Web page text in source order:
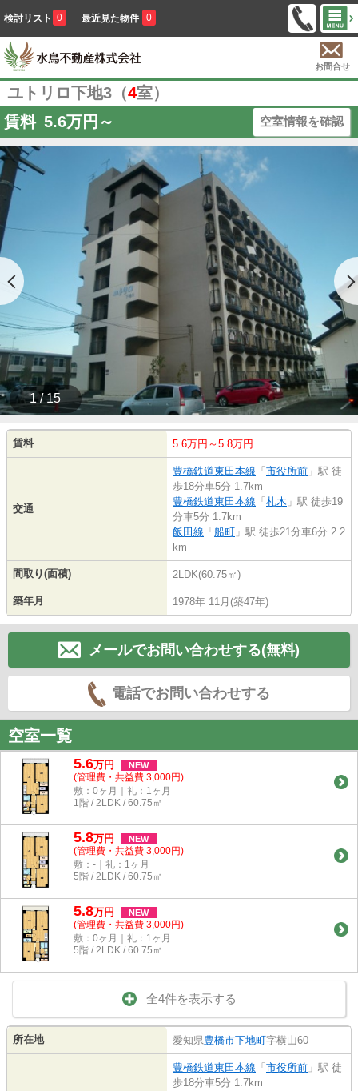
検討リスト 0 最近見た物件 0
お問合せ
ユトリロ下地3（4室）
賃料 5.6万円～ 空室情報を確認
1 / 15
賃料 5.6万円～5.8万円
交通
豊橋鉄道東田本線 「 市役所前 」駅 徒
歩18分車5分 1.7km
豊橋鉄道東田本線 「 札木 」駅 徒歩19
分車5分 1.7km
飯田線 「 船町 」駅 徒歩21分車6分 2.2
km
間取り(面積) 2LDK(60.75㎡)
築年月 1978年 11月(築47年)
メールでお問い合わせする(無料)
電話でお問い合わせする
空室一覧
5.6万円 NEW
(管理費・共益費 3,000円)
敷：0ヶ月｜礼：1ヶ月
1階 / 2LDK / 60.75㎡
5.8万円 NEW
(管理費・共益費 3,000円)
敷：-｜礼：1ヶ月
5階 / 2LDK / 60.75㎡
5.8万円 NEW
(管理費・共益費 3,000円)
敷：0ヶ月｜礼：1ヶ月
5階 / 2LDK / 60.75㎡
全4件を表示する
所在地 愛知県豊橋市下地町字横山60
豊橋鉄道東田本線 「 市役所前 」駅 徒
歩18分車5分 1.7km